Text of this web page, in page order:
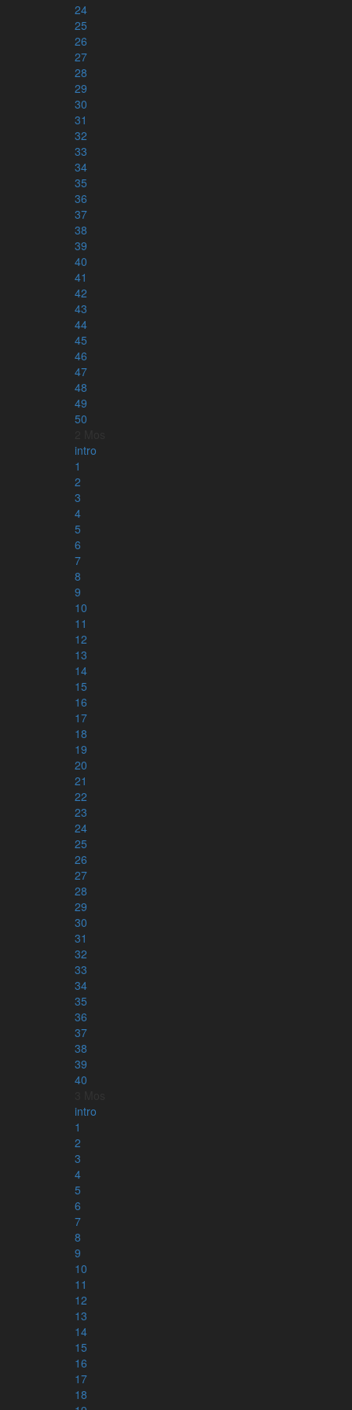
24
25
26
27
28
29
30
31
32
33
34
35
36
37
38
39
40
41
42
43
44
45
46
47
48
49
50
intro
1
2
3
4
5
6
7
8
9
10
11
12
13
14
15
16
17
18
19
20
21
22
23
24
25
26
27
28
29
30
31
32
33
34
35
36
37
38
39
40
intro
1
2
3
4
5
6
7
8
9
10
11
12
13
14
15
16
17
18
Grundtexten
Interlinjär version
Grekiskt/Svenskt lexikon
Arameiskt/svenskt lexikon
Hebreiskt/svenskt lexikon
Kategorier
Hebreiska alfabetet
Grekiska alfabetet
Tryckta utgåvor
Helbibel
NT+ (tre olika färger)
Rut & Ester
Ruth & Esther (engelska)
Lukasevangeliet
Johannesevangeliet & tre brev
Romarbrevet
Apostlagärningarna
Psaltaren
Kyrkoåret – alla tre årgångar
Bibelläsningsplaner
Läsplaner – bibelnpåettår.se
Läsplaner via e-post – minbibelplan.se
Kyrkoåret – kyrkoaretstexter.se
Torah och haftarah texter
Läs mer om appen
info@karnbibeln.se